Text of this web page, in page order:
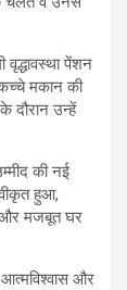
पेंशन
मकान की
दौरान उन्हें
की नई
हुआ,
और मजबूत घर
और